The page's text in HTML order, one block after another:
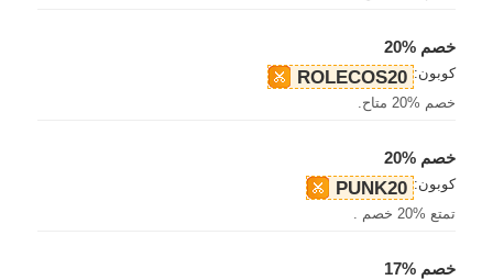
خصم %20
كوبون: ROLECOS20
خصم %20 متاح.
خصم %20
كوبون: PUNK20
تمتع %20 خصم .
خصم %17